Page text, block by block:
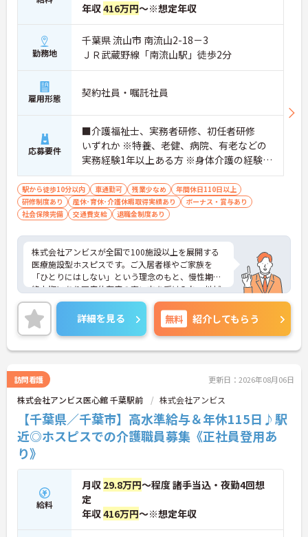
年収416万円～※想定年収
勤務地
千葉県 流山市 南流山2-18－3
ＪＲ武蔵野線「南流山駅」徒歩2分
雇用形態 契約社員・嘱託社員
応募要件
■介護福祉士、実務者研修、初任者研修
いずれか ※特養、老健、病院、有老などの
実務経験1年以上ある方 ※身体介護の経験年
以上ある方、機械浴の使用の経験のある方
歓迎
駅から徒歩10分以内 車通勤可 残業少なめ
年間休日110日以上
研修制度あり
産休･育休･介護休暇取得実績あり
ボーナス・賞与あり
社会保険完備
交通費支給 退職金制度あり
株式会社アンビスが全国で100施設以上を展開する
医療施設型ホスピスです。ご入居者様やご家族を
「ひとりにはしない」という理念のもと、慢性期や
終末期にあり医療依存度の高い方を受け入れ、地域
医療を支える社会的意義の高い事業を推進していま
す。現場には看護師が24時間常駐しています。急変
時の対応や医療行為は看護師が担当するため、初任
者研修や実務者研修の方も食事介助や入浴介助など
の生活を支えるケアに専念できる環境です。多職種
連携の体制がしっかりと整っています。働き方の面
では、夜勤明けの翌日が原則として公休となるほ
か、月平均の残業時間も5時間から7時間程度とかな
り少なめです。常勤スタッフの比率が90パーセント
を超えているため急な勤務変更が発生しにくく、あ
らかじめ決められた訪問予定表に沿って規則正しく
働けます。入職後は現場スタッフによるお一人おひ
とりに合わせた個別のOJT研修が実施されます。eラ
専門性を着実に深めていける環境が用意されていま
す。
★おすすめPOINT★
詳細を見る 無料 紹介してもらう
訪問看護 更新日：2026年08月06日
株式会社アンビス医心館 千葉駅前 株式会社アンビス
【千葉県／千葉市】高水準給与＆年休115日♪駅
近◎ホスピスでの介護職員募集《正社員登用あ
り》
給料
月収 29.8万円～程度 諸手当込・夜勤4回想
定
年収416万円～※想定年収